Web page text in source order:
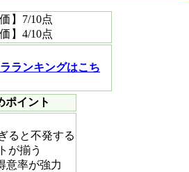
】 7/10点
】 4/10点
ランキングはこち
ポイント
ると不発する
が揃う
意率が強力